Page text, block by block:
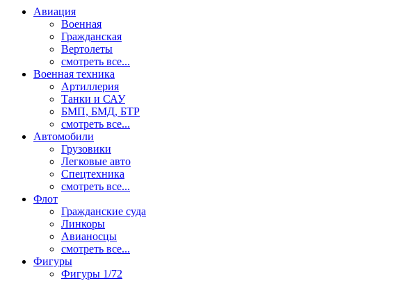
Авиация
Военная
Гражданская
Вертолеты
смотреть все...
Военная техника
Артиллерия
Танки и САУ
БМП, БМД, БТР
смотреть все...
Автомобили
Грузовики
Легковые авто
Спецтехника
смотреть все...
Флот
Гражданские суда
Линкоры
Авианосцы
смотреть все...
Фигуры
Фигуры 1/72